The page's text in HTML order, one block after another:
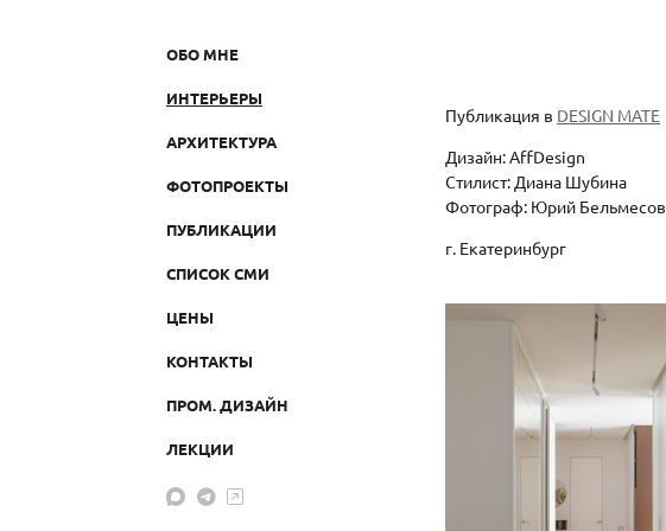
ОБО МНЕ
ИНТЕРЬЕРЫ
АРХИТЕКТУРА
ФОТОПРОЕКТЫ
ПУБЛИКАЦИИ
СПИСОК СМИ
ЦЕНЫ
КОНТАКТЫ
ПРОМ. ДИЗАЙН
ЛЕКЦИИ
Публикация в DESIGN MATE
Дизайн: AffDesign
Стилист: Диана Шубина
Фотограф: Юрий Бельмесов
г. Екатеринбург